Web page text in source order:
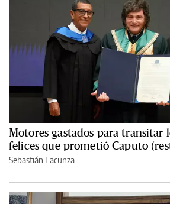
Motores gastados para transitar
felices que prometió Caputo
Sebastián Lacunza